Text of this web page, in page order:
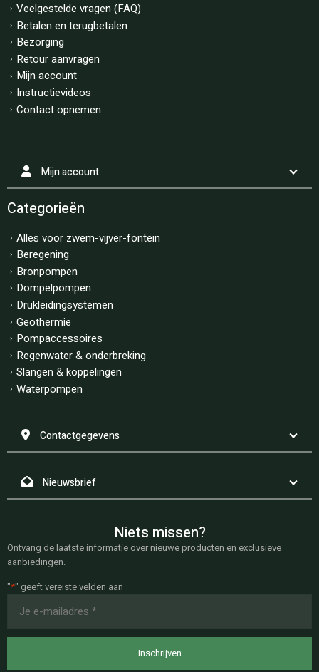
Veelgestelde vragen (FAQ)
Betalen en terugbetalen
Bezorging
Retour aanvragen
Mijn account
Instructievideos
Contact opnemen
Mijn account
Categorieën
Alles voor zwem-vijver-fontein
Beregening
Bronpompen
Dompelpompen
Drukleidingsystemen
Geothermie
Pompaccessoires
Regenwater & onderbreking
Slangen & koppelingen
Waterpompen
Contactgegevens
Nieuwsbrief
Niets missen?
Ontvang de laatste informatie over nieuwe producten en exclusieve
aanbiedingen.
"*" geeft vereiste velden aan
mailadres
*